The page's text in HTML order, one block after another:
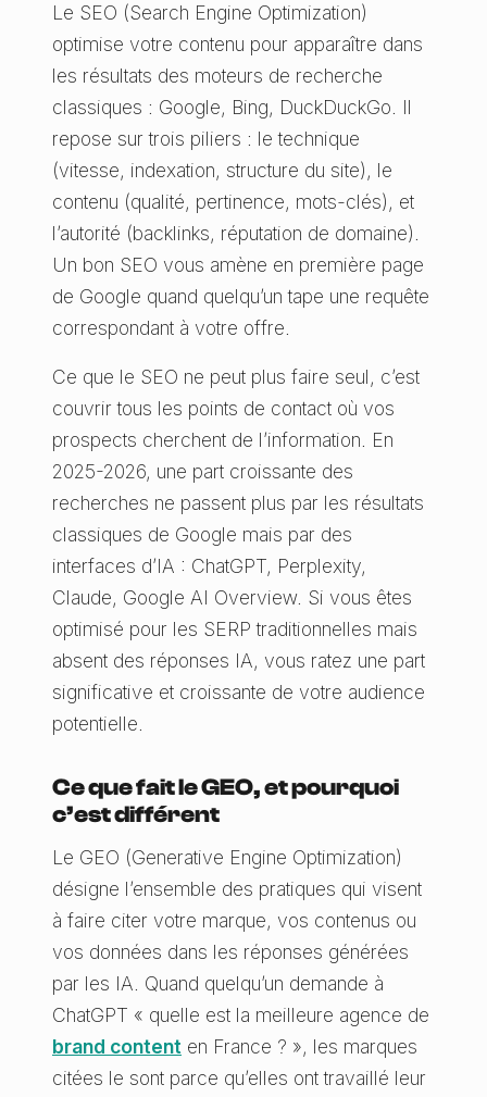
Le SEO (Search Engine Optimization)
optimise votre contenu pour apparaître dans
les résultats des moteurs de recherche
classiques : Google, Bing, DuckDuckGo. Il
repose sur trois piliers : le technique
(vitesse, indexation, structure du site), le
contenu (qualité, pertinence, mots-clés), et
l’autorité (backlinks, réputation de domaine).
Un bon SEO vous amène en première page
de Google quand quelqu’un tape une requête
correspondant à votre offre.
Ce que le SEO ne peut plus faire seul, c’est
couvrir tous les points de contact où vos
prospects cherchent de l’information. En
2025-2026, une part croissante des
recherches ne passent plus par les résultats
classiques de Google mais par des
interfaces d’IA : ChatGPT, Perplexity,
Claude, Google AI Overview. Si vous êtes
optimisé pour les SERP traditionnelles mais
absent des réponses IA, vous ratez une part
significative et croissante de votre audience
potentielle.
Ce que fait le GEO, et pourquoi
c’est différent
Le GEO (Generative Engine Optimization)
désigne l’ensemble des pratiques qui visent
à faire citer votre marque, vos contenus ou
vos données dans les réponses générées
par les IA. Quand quelqu’un demande à
ChatGPT « quelle est la meilleure agence de
brand content en France ? », les marques
citées le sont parce qu’elles ont travaillé leur